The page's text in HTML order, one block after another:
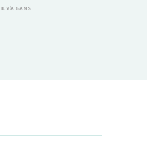
IL Y'A 6 ANS